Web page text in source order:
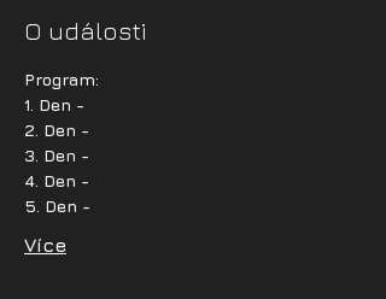
O události
Program:
1. Den -
2. Den -
3. Den -
4. Den -
5. Den -
Více